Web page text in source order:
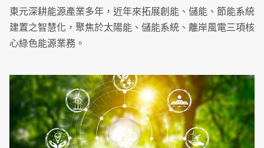
東元深耕能源產業多年，近年來拓展創能、儲能、節能系統
建置之智慧化，聚焦於太陽能、儲能系統、離岸風電三項核
心綠色能源業務。